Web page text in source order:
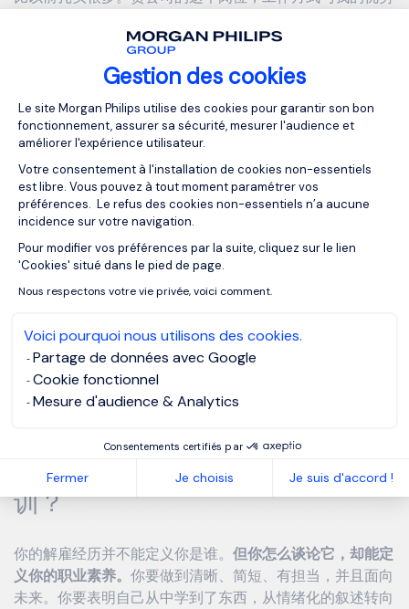
Gestion des cookies
Plateforme de Gestion du
Le site Morgan Philips utilise des cookies pour garantir son bon
fonctionnement, assurer sa sécurité, mesurer l'audience et
améliorer l'expérience utilisateur.
Votre consentement à l'installation de cookies non-essentiels
est libre. Vous pouvez à tout moment paramétrer vos
préférences. Le refus des cookies non-essentiels n’a aucune
incidence sur votre navigation.
Pour modifier vos préférences par la suite, cliquez sur le lien
'Cookies' situé dans le pied de page.
Nous respectons votre vie privée, voici comment.
Voici pourquoi nous utilisons des cookies.
Partage de données avec Google
Cookie fonctionnel
Mesure d'audience & Analytics
Consentements certifiés par
Fermer Je choisis Je suis d'accord !
Axeptio consent
内部冲突
“在一个关键问题上，我与团队存在工作方法的分歧。管理
层最终做出了决定。我理解了其中的关键点，也调整了在敏
感情况下的沟通方式。现在我更希望加入一个工作方法与我
更为接近的团队。”
过失
“我犯了一个判断上的错误。公司按照内部规定进行了处
意。我倾向于坦诚直接，并愿意继续向前。”
招聘方真正想验证的东西其实很简单：
析能力、你的情绪稳定性——而不是你的过去。
结语：如何从解雇经历中吸取教
训？
你的解雇经历并不能定义你是谁。 但你怎么谈论它，却能定
义你的职业素养。 你要做到清晰、简短、有担当，并且面向
未来。你要表明自己从中学到了东西，从情绪化的叙述转向